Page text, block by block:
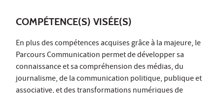
COMPÉTENCE(S) VISÉE(S)
En plus des compétences acquises grâce à la majeure, le
Parcours Communication permet de développer sa
connaissance et sa compréhension des médias, du
journalisme, de la communication politique, publique et